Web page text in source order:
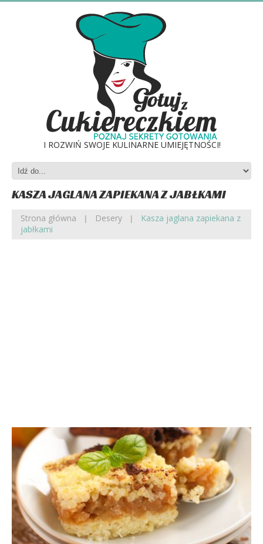
I ROZWIŃ SWOJE KULINARNE UMIEJĘTNOŚCI!
KASZA JAGLANA ZAPIEKANA Z JABŁKAMI
Strona główna Desery
Kasza jaglana zapiekana z
jabłkami